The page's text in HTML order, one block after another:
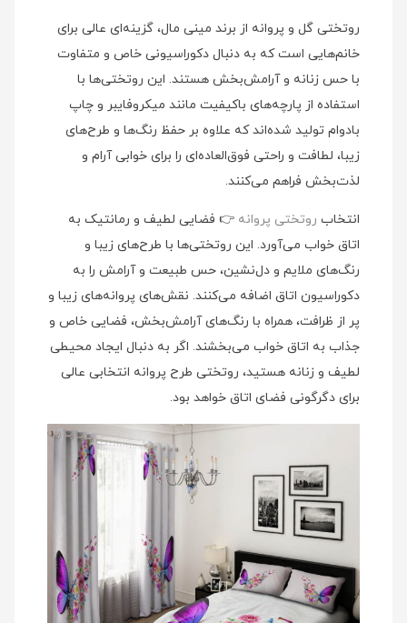
روتختی گل و پروانه از برند مینی‌ مال، گزینه‌ای عالی برای
خانم‌هایی است که به دنبال دکوراسیونی خاص و متفاوت
با حس زنانه و آرامش‌بخش هستند. این روتختی‌ها با
استفاده از پارچه‌های باکیفیت مانند میکروفایبر و چاپ
بادوام تولید شده‌اند که علاوه بر حفظ رنگ‌ها و طرح‌های
زیبا، لطافت و راحتی فوق‌العاده‌ای را برای خوابی آرام و
لذت‌بخش فراهم می‌کنند.
انتخاب روتختی پروانه 👉 فضایی لطیف و رمانتیک به
اتاق خواب می‌آورد. این روتختی‌ها با طرح‌های زیبا و
رنگ‌های ملایم و دل‌نشین، حس طبیعت و آرامش را به
دکوراسیون اتاق اضافه می‌کنند. نقش‌های پروانه‌های زیبا و
پر از ظرافت، همراه با رنگ‌های آرامش‌بخش، فضایی خاص و
جذاب به اتاق خواب می‌بخشند. اگر به دنبال ایجاد محیطی
لطیف و زنانه هستید، روتختی طرح پروانه انتخابی عالی
برای دگرگونی فضای اتاق خواهد بود.